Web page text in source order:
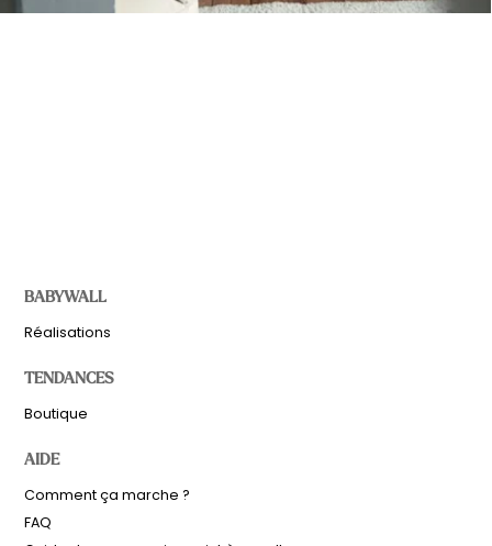
BABYWALL
Réalisations
TENDANCES
Boutique
AIDE
Comment ça marche ?
FAQ